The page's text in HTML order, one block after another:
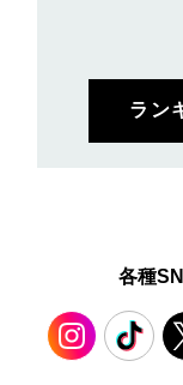
ラン
各種